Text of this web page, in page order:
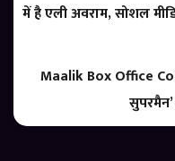
में है एली अवराम, सोशल
Maalik Box Office